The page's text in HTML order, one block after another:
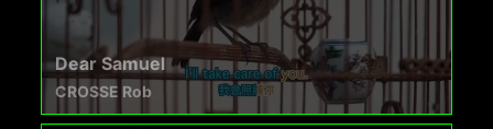
Dear Samuel
CROSSE Rob